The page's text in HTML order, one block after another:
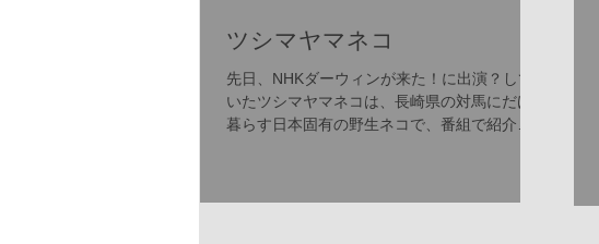
ツシマヤマネコ
先日、NHKダーウィンが来た！に出演？して
いたツシマヤマネコは、長崎県の対馬にだけ
暮らす日本固有の野生ネコで、番組で紹介さ